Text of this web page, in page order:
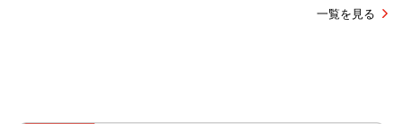
一覧を見る